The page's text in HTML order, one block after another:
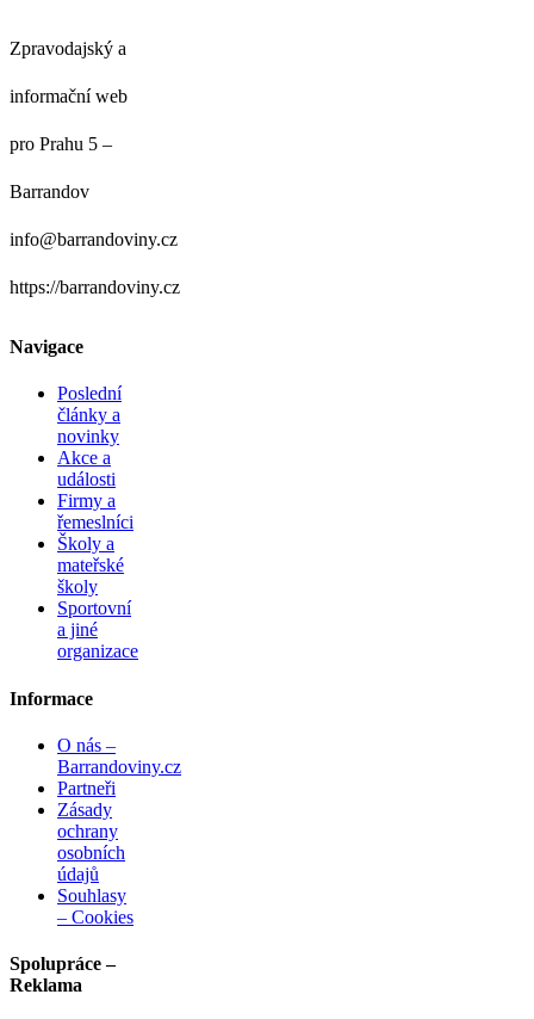
Zpravodajský a
informační web
pro Prahu 5 –
Barrandov
info@barrandoviny.cz
https://barrandoviny.cz
Navigace
Poslední
články a
novinky
Akce a
události
Firmy a
řemeslníci
Školy a
mateřské
školy
Sportovní
a jiné
organizace
Informace
O nás –
Barrandoviny.cz
Partneři
Zásady
ochrany
osobních
údajů
Souhlasy
– Cookies
Spolupráce –
Reklama